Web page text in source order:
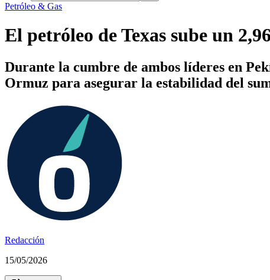
Petróleo & Gas
El petróleo de Texas sube un
Durante la cumbre de ambos líderes en
Ormuz para asegurar la estabilidad del
Redacción
15/05/2026